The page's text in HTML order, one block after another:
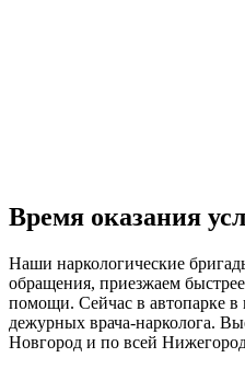
Время оказания
Наши наркологические
обращения, приезжаем
помощи. Сейчас в автопарке
дежурных врача-нарколога.
Новгород и по всей